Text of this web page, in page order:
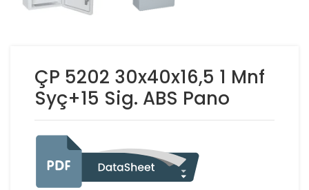
ÇP 5202 30x40x16,5 1 Mnf
Syç+15 Sig. ABS Pano